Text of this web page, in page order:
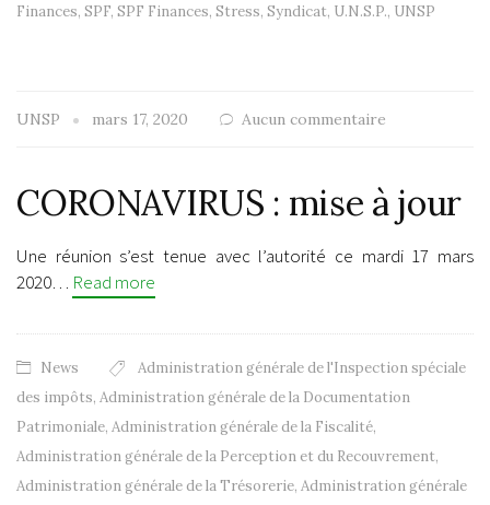
Finances, SPF, SPF Finances, Stress, Syndicat, U.N.S.P., UNSP
UNSP mars 17, 2020 Aucun commentaire
CORONAVIRUS : mise à jour
Une réunion s’est tenue avec l’autorité ce mardi 17 mars
2020… Read more
News
Administration générale de l'Inspection spéciale
des impôts, Administration générale de la Documentation
Patrimoniale, Administration générale de la Fiscalité,
Administration générale de la Perception et du Recouvrement,
Administration générale de la Trésorerie, Administration générale